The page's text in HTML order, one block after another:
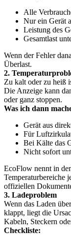
Alle
Nur ein Gerät
Leistung des
Gesamtlast
Wenn der Fehler
Überlast.
2.
Zu kalt oder zu heiß
Die Anzeige kann
oder ganz stoppen.
Was ich dann
Gerät aus
Für
Bei Kälte das
Nicht sofort
EcoFlow nennt in
Temperaturbereiche
offiziellen
3. Ladeproblem
Wenn das Laden
klappt, liegt die
Kabeln, Steckern
Checkliste: